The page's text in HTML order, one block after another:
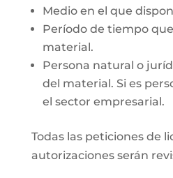
Medio en el que
Período de tiempo
material.
Persona natural o
del material. Si es
el sector empresarial.
Todas las peticiones de
autorizaciones serán